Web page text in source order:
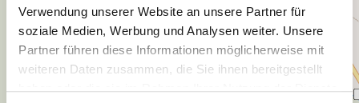
Verwendung unserer Website an unsere Partner für
soziale Medien, Werbung und Analysen weiter. Unsere
Partner führen diese Informationen möglicherweise mit
weiteren Daten zusammen, die Sie ihnen bereitgestellt
haben oder die sie im Rahmen Ihrer Nutzung der Dienste